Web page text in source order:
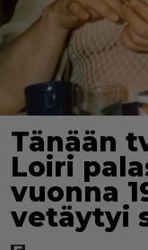
Tänään
Loiri
vuonna
vetäytyi